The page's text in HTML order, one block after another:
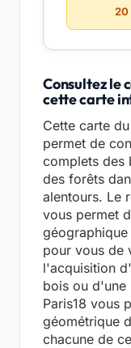
20
Consultez le
cette carte
Cette carte
permet de
complets des
des forêts
alentours. Le
vous permet
pour vous de
l'acquisition
bois ou d'une
Paris18 vous
géométrique
chacune de